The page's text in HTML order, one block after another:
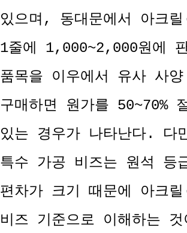
있으며, 동대문에서 아크
1줄에 1,000~2,000원에
품목을 이우에서 유사 사
구매하면 원가를 50~70%
있는 경우가 나타난다. 다
특수 가공 비즈는 원석 등
편차가 크기 때문에 아크릴
비즈 기준으로 이해하는 것